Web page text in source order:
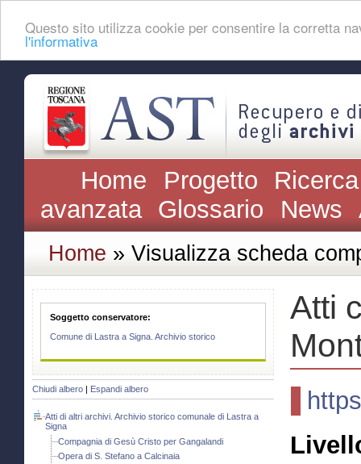
Questo sito utilizza cookie per consentire la corretta
l'informativa
Home Progetto
avanzata Glossario News
Home » Visualizza scheda
Soggetto conservatore:
Comune di Lastra a Signa. Archivio storico
Chiudi albero Espandi albero
Atti di altri archivi. Archivio storico comunale di Lastra a
Signa
Compagnia di Gesù Cristo per Gangalandi
Opera di S. Stefano a Calcinaia
Atti